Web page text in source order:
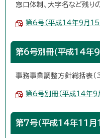
窓口体制、大字名など残
第6号（平成14年9月15
第6号別冊（平成14年
事務事業調整方針総括表（3
第6号別冊（平成14年9
第7号（平成14年11月1